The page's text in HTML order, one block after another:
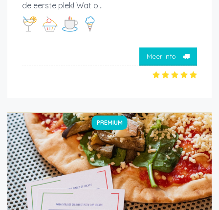
de eerste plek! Wat o...
Meer info
PREMIUM